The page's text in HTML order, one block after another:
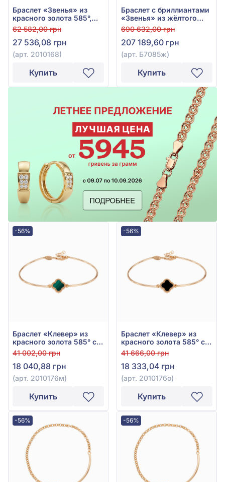
Браслет «Звенья» из
красного золота 585°,
без вставки, арт. 2010168
62 582,00 грн
27 536,08 грн
(арт. 2010168)
Купить
Браслет с бриллиантами
«Звенья» из жёлтого
золота 585° с
бриллиантом 3,47ct, арт.
Б7085ж
690 632,00 грн
207 189,60 грн
(арт. Б7085ж)
Купить
-56%
Браслет «Клевер» из
красного золота 585° с
зелёным малахитом, арт.
2010176м
41 002,00 грн
18 040,88 грн
(арт. 2010176м)
Купить
-56%
Браслет «Клевер» из
красного золота 585° с
чёрным ониксом, арт.
2010176о
41 666,00 грн
18 333,04 грн
(арт. 2010176о)
Купить
-56% -56%